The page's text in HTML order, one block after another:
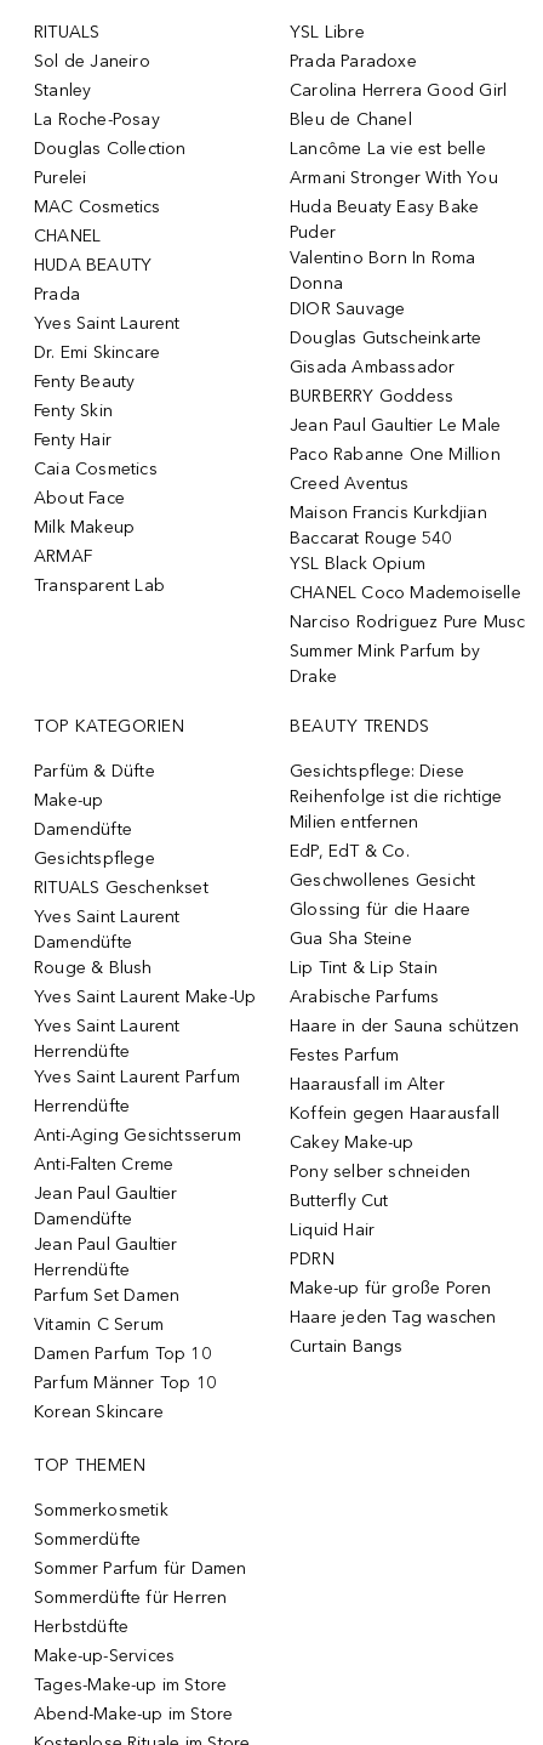
RITUALS
Sol de Janeiro
Stanley
La Roche-Posay
Douglas Collection
Purelei
MAC Cosmetics
CHANEL
HUDA BEAUTY
Prada
Yves Saint Laurent
Dr. Emi Skincare
Fenty Beauty
Fenty Skin
Fenty Hair
Caia Cosmetics
About Face
Milk Makeup
ARMAF
Transparent Lab
YSL Libre
Prada Paradoxe
Carolina Herrera Good Girl
Bleu de Chanel
Lancôme La vie est belle
Armani Stronger With You
Huda Beuaty Easy Bake
Puder
Valentino Born In Roma
Donna
DIOR Sauvage
Douglas Gutscheinkarte
Gisada Ambassador
BURBERRY Goddess
Jean Paul Gaultier Le Male
Paco Rabanne One Million
Creed Aventus
Maison Francis Kurkdjian
Baccarat Rouge 540
YSL Black Opium
CHANEL Coco Mademoiselle
Narciso Rodriguez Pure Musc
Summer Mink Parfum by
Drake
TOP KATEGORIEN
Parfüm & Düfte
Make-up
Damendüfte
Gesichtspflege
RITUALS Geschenkset
Yves Saint Laurent
Damendüfte
Rouge & Blush
Yves Saint Laurent Make-Up
Yves Saint Laurent
Herrendüfte
Yves Saint Laurent Parfum
Herrendüfte
Anti-Aging Gesichtsserum
Anti-Falten Creme
Jean Paul Gaultier
Damendüfte
Jean Paul Gaultier
Herrendüfte
Parfum Set Damen
Vitamin C Serum
Damen Parfum Top 10
Parfum Männer Top 10
Korean Skincare
BEAUTY TRENDS
Gesichtspflege: Diese
Reihenfolge ist die richtige
Milien entfernen
EdP, EdT & Co.
Geschwollenes Gesicht
Glossing für die Haare
Gua Sha Steine
Lip Tint & Lip Stain
Arabische Parfums
Haare in der Sauna schützen
Festes Parfum
Haarausfall im Alter
Koffein gegen Haarausfall
Cakey Make-up
Pony selber schneiden
Butterfly Cut
Liquid Hair
PDRN
Make-up für große Poren
Haare jeden Tag waschen
Curtain Bangs
TOP THEMEN
Sommerkosmetik
Sommerdüfte
Sommer Parfum für Damen
Sommerdüfte für Herren
Herbstdüfte
Make-up-Services
Tages-Make-up im Store
Abend-Make-up im Store